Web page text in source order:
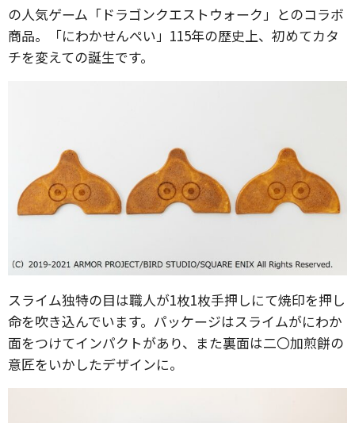
の人気ゲーム「ドラゴンクエストウォーク」とのコラボ
商品。「にわかせんぺい」115年の歴史上、初めてカタ
チを変えての誕生です。
スライム独特の目は職人が1枚1枚手押しにて焼印を押し
命を吹き込んでいます。パッケージはスライムがにわか
面をつけてインパクトがあり、また裏面は二〇加煎餅の
意匠をいかしたデザインに。